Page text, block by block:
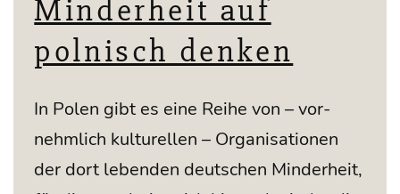
Minderheit auf
polnisch denken
In Polen gibt es eine Rei­he von – vor­
nehm­lich kul­tu­rel­len – Orga­ni­sa­tio­nen
der dort leben­den deut­schen Min­der­heit,